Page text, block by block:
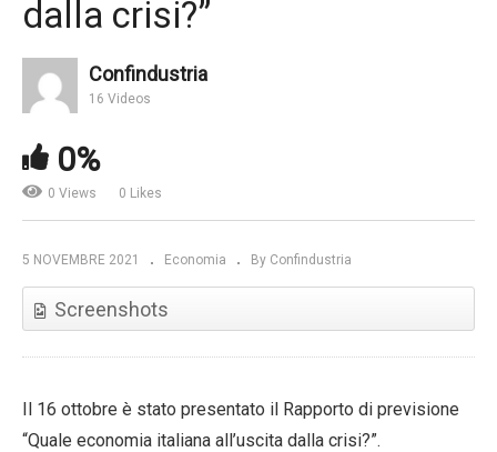
Cosa aspettarsi dalla stagione degli utili del Q3? |
dalla crisi?”
Confindustria
16 Videos
0%
0 Views 0 Likes
5 NOVEMBRE 2021 Economia By Confindustria
Screenshots
Il 16 ottobre è stato presentato il Rapporto di previsione
“Quale economia italiana all’uscita dalla crisi?”.